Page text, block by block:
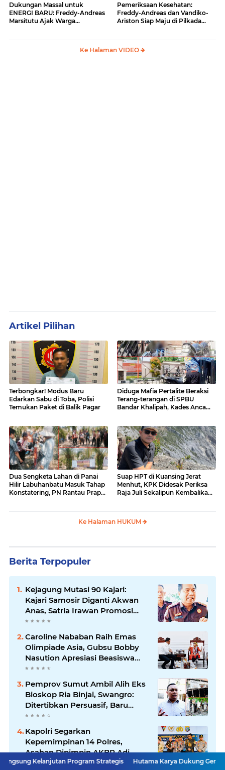
Dukungan Massal untuk
ENERGI BARU: Freddy-Andreas
Marsitutu Ajak Warga
Pemeriksaan Kesehatan:
Freddy-Andreas dan Vandiko-
Ariston Siap Maju di Pilkada
Ke Halaman VIDEO
Artikel Pilihan
Terbongkar! Modus Baru
Edarkan Sabu di Toba, Polisi
Temukan Paket di Balik Pagar
Diduga Mafia Pertalite Beraksi
Terang-terangan di SPBU
Bandar Khalipah, Kades Ancam
Dua Sengketa Lahan di Panai
Hilir Labuhanbatu Masuk Tahap
Konstatering, PN Rantau Prapat
Suap HPT di Kuansing Jerat
Menhut, KPK Didesak Periksa
Raja Juli Sekalipun Kembalikan
Ke Halaman HUKUM
Berita Terpopuler
Kejagung Mutasi 90 Kajari:
Kajari Samosir Diganti Akwan
Anas, Satria Irawan Promosi
Kemana?
Caroline Nababan Raih Emas
Olimpiade Asia, Gubsu Bobby
Nasution Apresiasi Beasiswa
dan Bimbel
Pemprov Sumut Ambil Alih Eks
Bioskop Ria Binjai, Swangro:
Ditertibkan Persuasif, Baru
Kelola dengan Baik
Kapolri Segarkan
Kepemimpinan 14 Polres,
Asahan Dipimpin AKBP Adi
Dharma Pramudhita
Program Strategis Hutama Karya Dukung Gerakan Nasional Zero